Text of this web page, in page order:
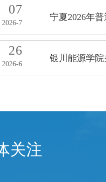
信息学院优秀校友行列中，有一位
根基层的青年榜样。他从银能校
作风、党员初心与基层工作紧密结
众、乡村发展一线笃实奋进，以
07
2026-7
宁夏2026年
26
2026-6
银川能源学
关注